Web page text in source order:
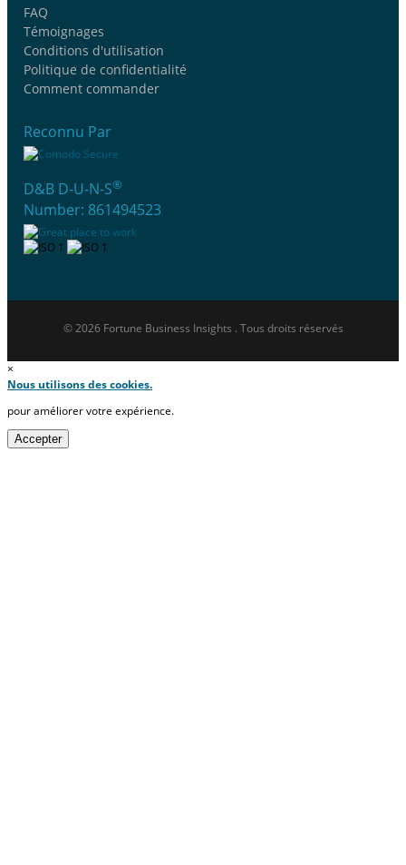
FAQ
Témoignages
Conditions d'utilisation
Politique de confidentialité
Comment commander
Reconnu Par
D&B D-U-N-S®
Number: 861494523
© 2026 Fortune Business Insights . Tous droits réservés
×
Nous utilisons des cookies.
pour améliorer votre expérience.
Accepter